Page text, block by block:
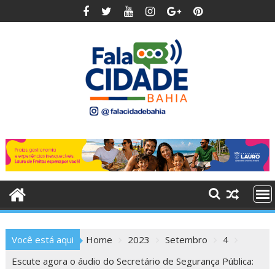
to
Você está aqui Home 2023 Setembro
4
Escute agora o áudio do Secretário de Segurança Pública: